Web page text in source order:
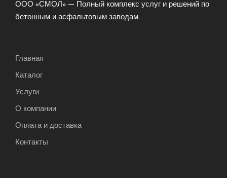
ООО «СМОЛ» — Полный комплекс услуг и решений по
бетонным и асфальтовым заводам.
Главная
Каталог
Услуги
О компании
Оплата и доставка
Контакты